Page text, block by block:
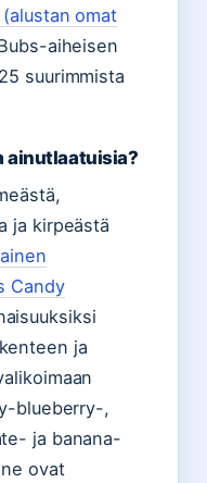
(alustan omat
aiheisen
suurimmista
ainutlaatuisia?
ja kirpeästä
Candy
ja
blueberry-,
ja banana-
ovat